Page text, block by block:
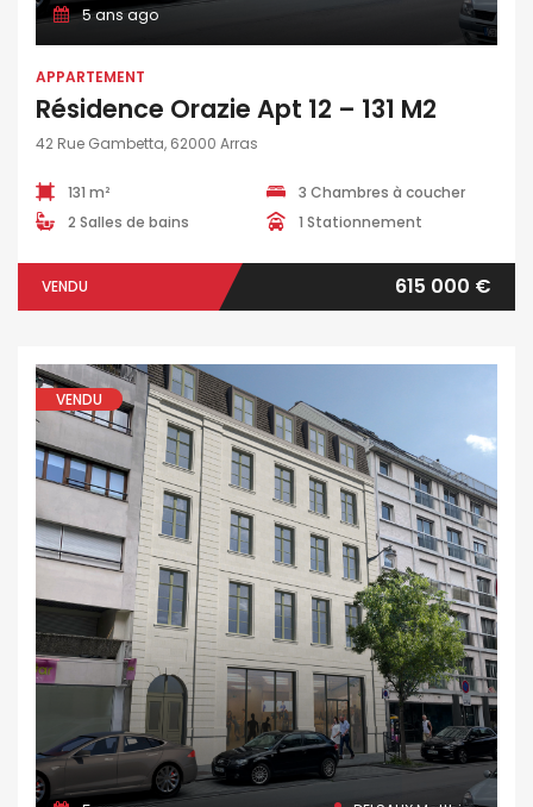
5 ans ago
APPARTEMENT
Résidence Orazie Apt 12 – 131 M2
42 Rue Gambetta, 62000 Arras
131 m²
3 Chambres à coucher
2 Salles de bains
1 Stationnement
VENDU 615 000 €
VENDU